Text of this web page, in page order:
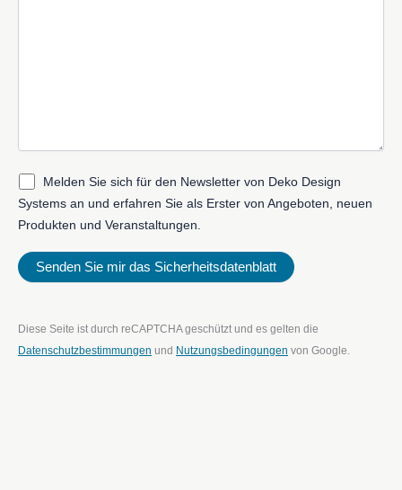
Melden Sie sich für den Newsletter von Deko Design
Systems an und erfahren Sie als Erster von Angeboten, neuen
Produkten und Veranstaltungen.
Diese Seite ist durch reCAPTCHA geschützt und es gelten die
Datenschutzbestimmungen und Nutzungsbedingungen von Google.